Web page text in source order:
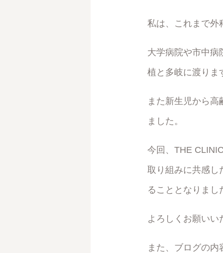
私は、これまで外
大学病院や市中病
植と多岐に渡りま
また新生児から
ました。
今回、THE
取り組みに共感し
ることとなりまし
よろしくお願いい
また、ブログの